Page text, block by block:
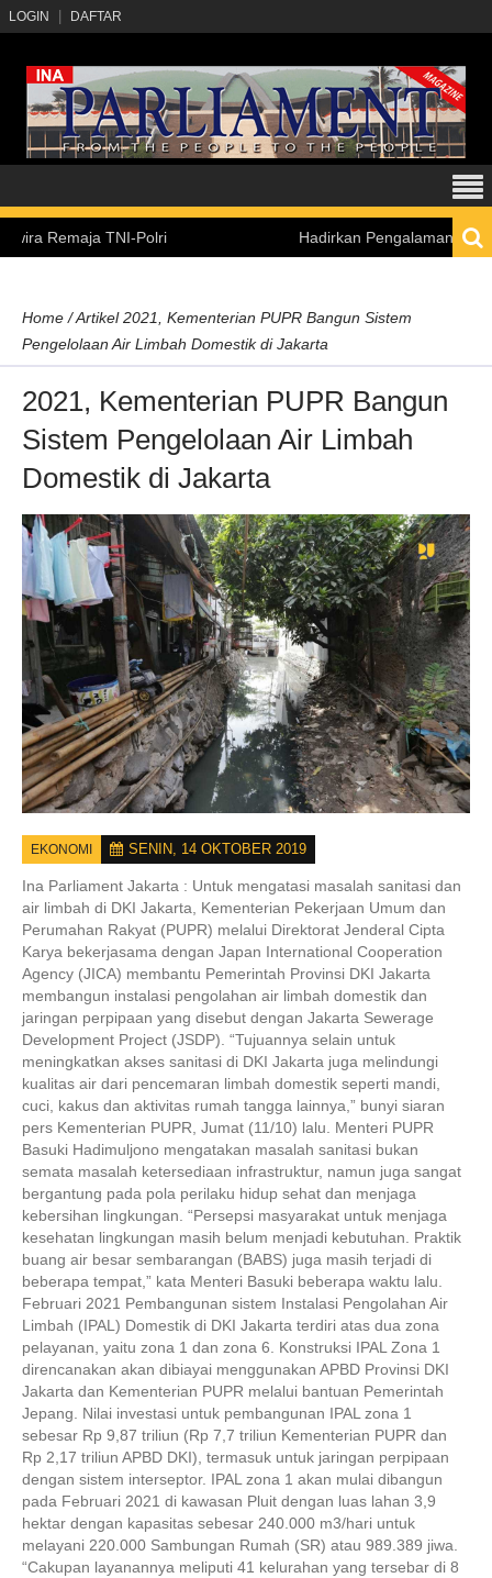
LOGIN DAFTAR
TNI-Polri Hadirkan Pengalaman Belajar
Home /Artikel 2021, Kementerian PUPR Bangun Sistem
Pengelolaan Air Limbah Domestik di Jakarta
2021, Kementerian PUPR Bangun
Sistem Pengelolaan Air Limbah
Domestik di Jakarta
EKONOMI SENIN, 14 OKTOBER 2019
Ina Parliament Jakarta : Untuk mengatasi masalah sanitasi dan
air limbah di DKI Jakarta, Kementerian Pekerjaan Umum dan
Perumahan Rakyat (PUPR) melalui Direktorat Jenderal Cipta
Karya bekerjasama dengan Japan International Cooperation
Agency (JICA) membantu Pemerintah Provinsi DKI Jakarta
membangun instalasi pengolahan air limbah domestik dan
jaringan perpipaan yang disebut dengan Jakarta Sewerage
Development Project (JSDP). “Tujuannya selain untuk
meningkatkan akses sanitasi di DKI Jakarta juga melindungi
kualitas air dari pencemaran limbah domestik seperti mandi,
cuci, kakus dan aktivitas rumah tangga lainnya,” bunyi siaran
pers Kementerian PUPR, Jumat (11/10) lalu. Menteri PUPR
Basuki Hadimuljono mengatakan masalah sanitasi bukan
semata masalah ketersediaan infrastruktur, namun juga sangat
bergantung pada pola perilaku hidup sehat dan menjaga
kebersihan lingkungan. “Persepsi masyarakat untuk menjaga
kesehatan lingkungan masih belum menjadi kebutuhan. Praktik
buang air besar sembarangan (BABS) juga masih terjadi di
beberapa tempat,” kata Menteri Basuki beberapa waktu lalu.
Februari 2021 Pembangunan sistem Instalasi Pengolahan Air
Limbah (IPAL) Domestik di DKI Jakarta terdiri atas dua zona
pelayanan, yaitu zona 1 dan zona 6. Konstruksi IPAL Zona 1
direncanakan akan dibiayai menggunakan APBD Provinsi DKI
Jakarta dan Kementerian PUPR melalui bantuan Pemerintah
Jepang. Nilai investasi untuk pembangunan IPAL zona 1
sebesar Rp 9,87 triliun (Rp 7,7 triliun Kementerian PUPR dan
Rp 2,17 triliun APBD DKI), termasuk untuk jaringan perpipaan
dengan sistem interseptor. IPAL zona 1 akan mulai dibangun
pada Februari 2021 di kawasan Pluit dengan luas lahan 3,9
hektar dengan kapasitas sebesar 240.000 m3/hari untuk
melayani 220.000 Sambungan Rumah (SR) atau 989.389 jiwa.
“Cakupan layanannya meliputi 41 kelurahan yang tersebar di 8